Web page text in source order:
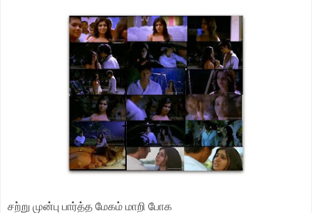
சற்று முன்பு பார்த்த மேகம் மாறி போக